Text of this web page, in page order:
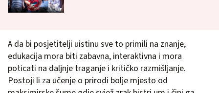
A da bi posjetitelji uistinu sve to primili na znanje,
edukacija mora biti zabavna, interaktivna i mora
poticati na daljnje traganje i kritičko razmišljanje.
Postoji li za učenje o prirodi bolje mjesto od